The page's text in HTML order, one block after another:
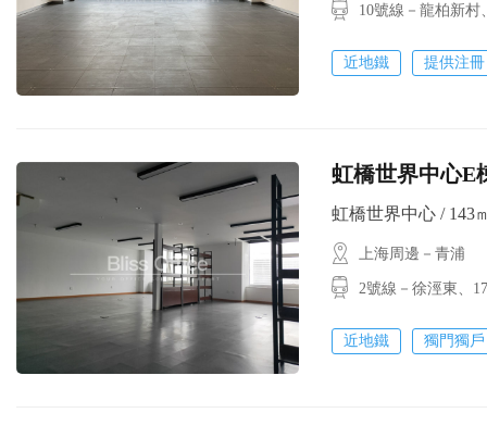
10號線－龍柏新村
近地鐵 提供注冊
虹橋世界中心E棟
虹橋世界中心 / 143
上海周邊－青浦
2號線－徐涇東
近地鐵 獨門獨戶